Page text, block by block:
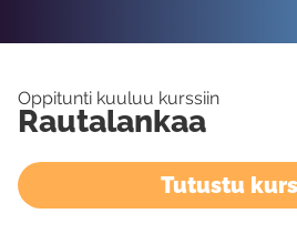
Oppitunti kuuluu kurssiin
Rautalankaa
Tutustu